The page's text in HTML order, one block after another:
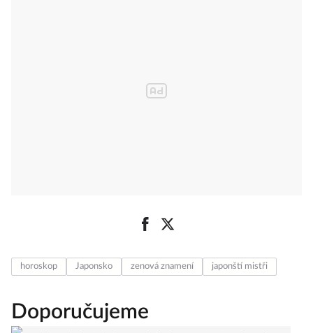
horoskop Japonsko zenová znamení japonští mistři
Doporučujeme